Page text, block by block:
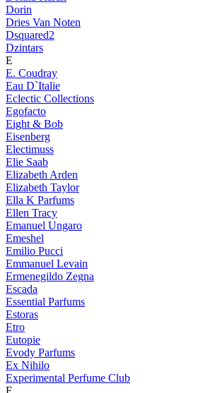
Dorin
Dries Van Noten
Dsquared2
Dzintars
E
E. Coudray
Eau D`Italie
Eclectic Collections
Egofacto
Eight & Bob
Eisenberg
Electimuss
Elie Saab
Elizabeth Arden
Elizabeth Taylor
Ella K Parfums
Ellen Tracy
Emanuel Ungaro
Emeshel
Emilio Pucci
Emmanuel Levain
Ermenegildo Zegna
Escada
Essential Parfums
Estoras
Etro
Eutopie
Evody Parfums
Ex Nihilo
Experimental Perfume Club
F